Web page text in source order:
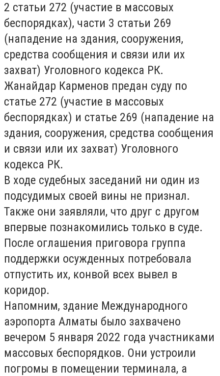
2 статьи 272 (участие в массовых
беспорядках), части 3 статьи 269
(нападение на здания, сооружения,
средства сообщения и связи или их
захват) Уголовного кодекса РК.
Жанайдар Карменов предан суду по
статье 272 (участие в массовых
беспорядках) и статье 269 (нападение на
здания, сооружения, средства сообщения
и связи или их захват) Уголовного
кодекса РК.
В ходе судебных заседаний ни один из
подсудимых своей вины не признал.
Также они заявляли, что друг с другом
впервые познакомились только в суде.
После оглашения приговора группа
поддержки осужденных потребовала
отпустить их, конвой всех вывел в
коридор.
Напомним, здание Международного
аэропорта Алматы было захвачено
вечером 5 января 2022 года участниками
массовых беспорядков. Они устроили
погромы в помещении терминала, а